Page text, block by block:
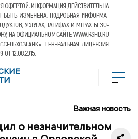
Важная новость
о незначительном